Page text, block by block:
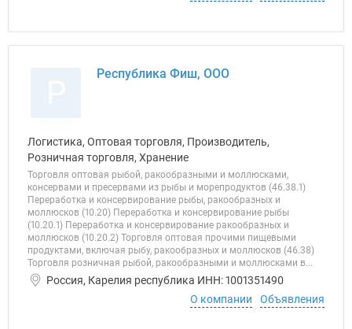
Республика Фиш, ООО
Логистика, Оптовая торговля, Производитель,
Розничная торговля, Хранение
Торговля оптовая рыбой, ракообразными и моллюсками,
консервами и пресервами из рыбы и морепродуктов (46.38.1)
Переработка и консервирование рыбы, ракообразных и
моллюсков (10.20) Переработка и консервирование рыбы
(10.20.1) Переработка и консервирование ракообразных и
моллюсков (10.20.2) Торговля оптовая прочими пищевыми
продуктами, включая рыбу, ракообразных и моллюсков (46.38)
Торговля розничная рыбой, ракообразными и моллюсками в...
Россия, Карелия республика ИНН: 1001351490
О компании
Объявления